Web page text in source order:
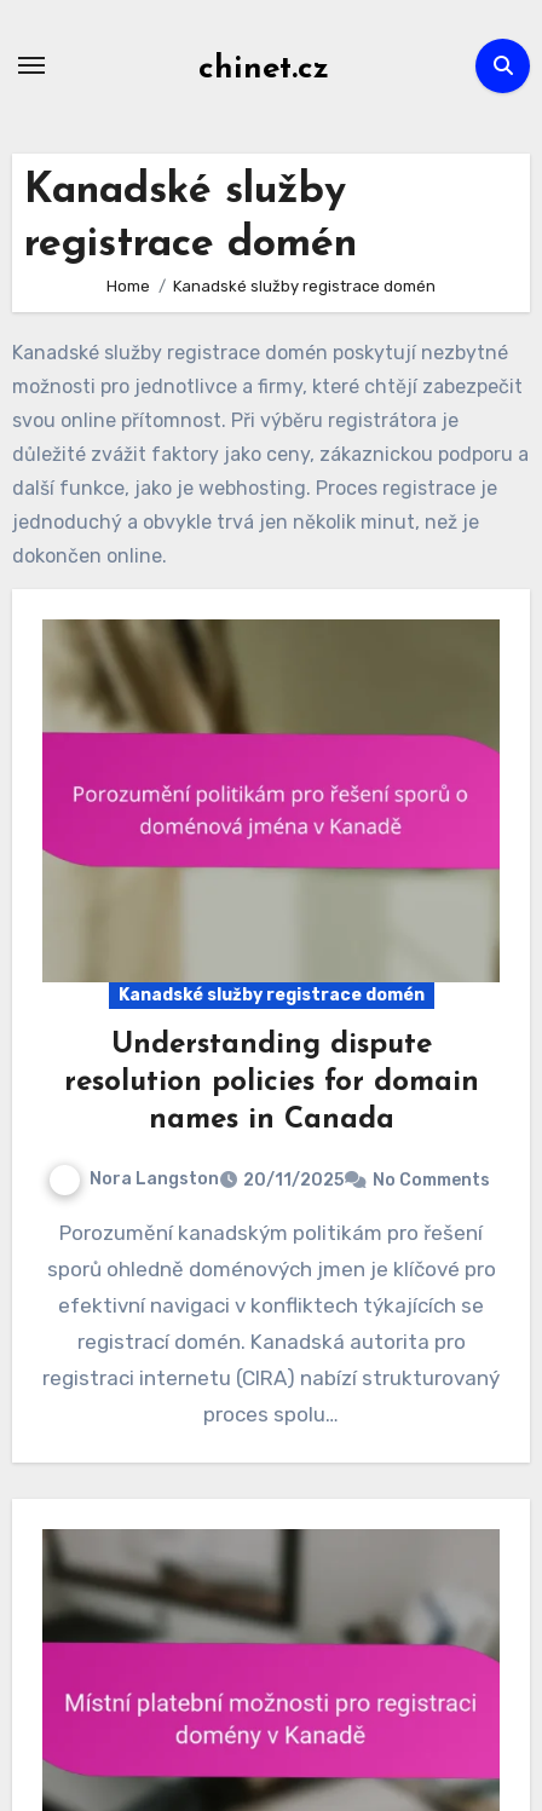
chinet.cz
Kanadské služby
registrace domén
Home Kanadské služby registrace domén
Kanadské služby registrace domén poskytují nezbytné
možnosti pro jednotlivce a firmy, které chtějí zabezpečit
svou online přítomnost. Při výběru registrátora je
důležité zvážit faktory jako ceny, zákaznickou podporu a
další funkce, jako je webhosting. Proces registrace je
jednoduchý a obvykle trvá jen několik minut, než je
dokončen online.
Kanadské služby registrace domén
Understanding dispute
resolution policies for domain
names in Canada
Nora Langston 20/11/2025 No Comments
Porozumění kanadským politikám pro řešení
sporů ohledně doménových jmen je klíčové pro
efektivní navigaci v konfliktech týkajících se
registrací domén. Kanadská autorita pro
registraci internetu (CIRA) nabízí strukturovaný
proces spolu…